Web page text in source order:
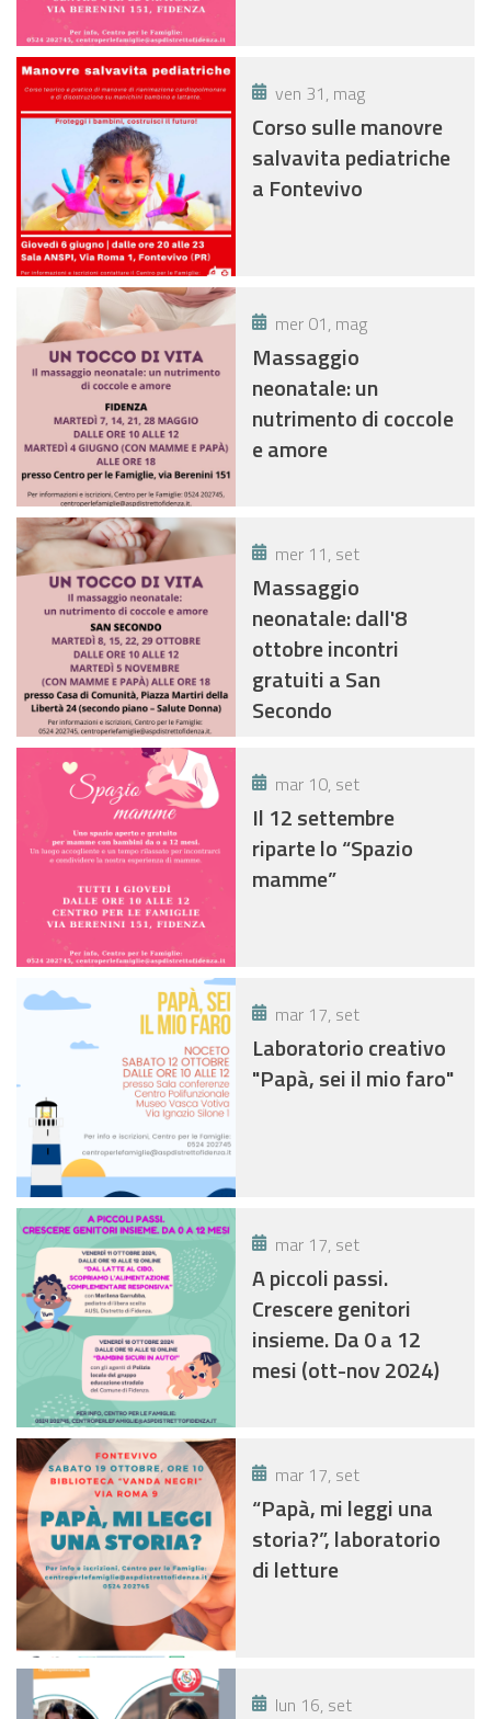
ven 31, mag
Corso sulle manovre
salvavita pediatriche
a Fontevivo
mer 01, mag
Massaggio
neonatale: un
nutrimento di coccole
e amore
mer 11, set
Massaggio
neonatale: dall'8
ottobre incontri
gratuiti a San
Secondo
mar 10, set
Il 12 settembre
riparte lo “Spazio
mamme”
mar 17, set
Laboratorio creativo
"Papà, sei il mio faro"
mar 17, set
A piccoli passi.
Crescere genitori
insieme. Da 0 a 12
mesi (ott-nov 2024)
mar 17, set
“Papà, mi leggi una
storia?”, laboratorio
di letture
lun 16, set